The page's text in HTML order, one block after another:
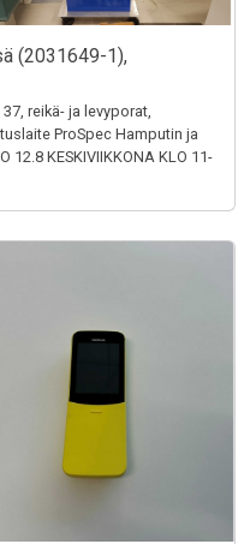
(2031649-1),
reikä- ja levyporat,
ProSpec Hamputin ja
12.8 KESKIVIIKKONA KLO 11-